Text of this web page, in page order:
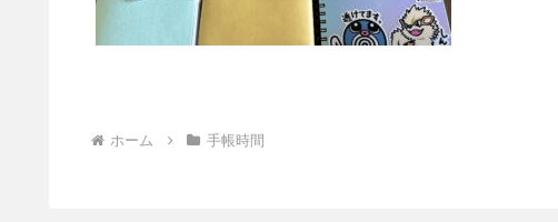
ホーム 手帳時間